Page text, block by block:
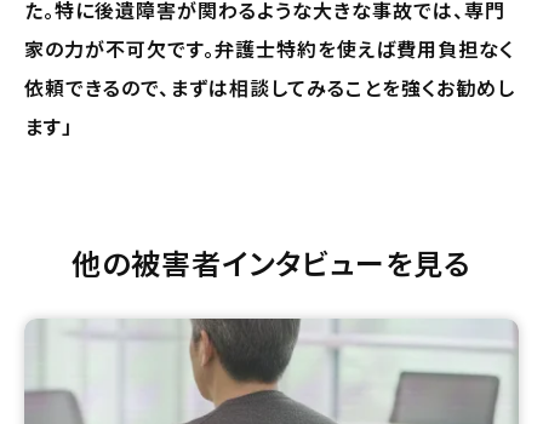
た。特に後遺障害が関わるような大きな事故では、専門
家の力が不可欠です。弁護士特約を使えば費用負担なく
依頼できるので、まずは相談してみることを強くお勧めし
ます」
他の被害者インタビューを見る